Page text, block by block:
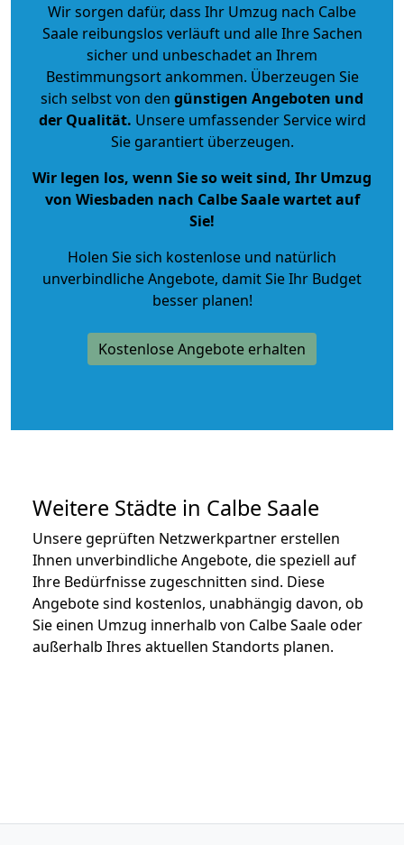
Wir sorgen dafür, dass Ihr Umzug nach Calbe
Saale reibungslos verläuft und alle Ihre Sachen
sicher und unbeschadet an Ihrem
Bestimmungsort ankommen. Überzeugen Sie
sich selbst von den günstigen Angeboten und
der Qualität. Unsere umfassender Service wird
Sie garantiert überzeugen.
Wir legen los, wenn Sie so weit sind, Ihr Umzug
von Wiesbaden nach Calbe Saale wartet auf
Sie!
Holen Sie sich kostenlose und natürlich
unverbindliche Angebote, damit Sie Ihr Budget
besser planen!
Kostenlose Angebote erhalten
Weitere Städte in Calbe Saale
Unsere geprüften Netzwerkpartner erstellen
Ihnen unverbindliche Angebote, die speziell auf
Ihre Bedürfnisse zugeschnitten sind. Diese
Angebote sind kostenlos, unabhängig davon, ob
Sie einen Umzug innerhalb von Calbe Saale oder
außerhalb Ihres aktuellen Standorts planen.